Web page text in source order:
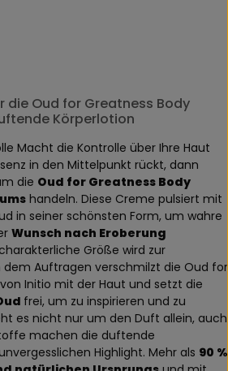
die Oud for Greatness Body
Körperlotion
Macht die Kontrolle über Ihre Haut
in den Mittelpunkt rückt, dann
die Oud for Greatness Body
handeln. Diese Creme pulsiert mit
in seiner schönsten Form, um wahre
Wunsch nach Eroberung
Größe wird zur
dem Auftragen verschmilzt die Oud for
Initio mit der Haut und setzt die
frei, um zu inspirieren und zu
es nicht nur um den Duft allein, auch
machen die duftende
Highlight. Mehr als 90 %